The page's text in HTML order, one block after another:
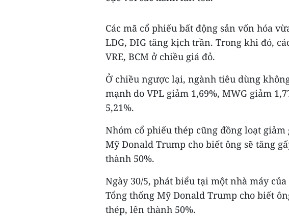
Các mã cổ phiếu bất động sản vốn hóa
LDG, DIG tăng kịch trần. Trong khi đó,
VRE, BCM ở chiều giá đỏ.
Ở chiều ngược lại, ngành tiêu dùng
mạnh do VPL giảm 1,69%, MWG giảm
5,21%.
Nhóm cổ phiếu thép cũng đồng loạt
Mỹ Donald Trump cho biết ông sẽ tăng
thành 50%.
Ngày 30/5, phát biểu tại một nhà máy
Tổng thống Mỹ Donald Trump cho biết
thép, lên thành 50%.